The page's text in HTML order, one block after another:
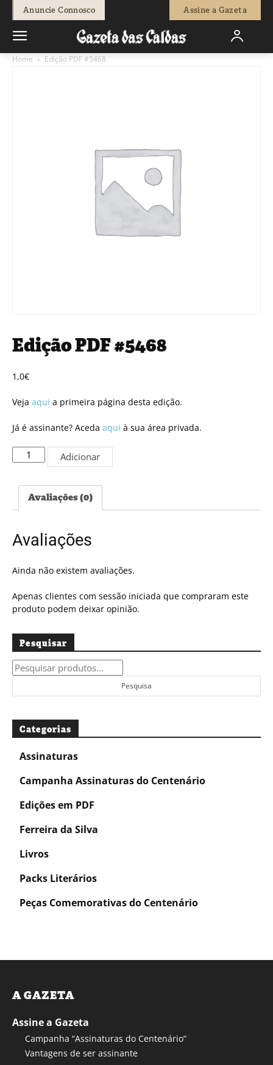
Anuncie Connosco Assine a Gazeta
Home Edição PDF #5468
Edição PDF #5468
1,0€
Veja aqui a primeira página desta edição.
Já é assinante? Aceda aqui à sua área privada.
Quantidade
de
PDF
#5468
Adicionar
Avaliações (0)
Avaliações
Ainda não existem avaliações.
Apenas clientes com sessão iniciada que compraram este
produto podem deixar opinião.
Pesquisar
Pesquisar
por:
Pesquisa
Categorias
Assinaturas
Campanha Assinaturas do Centenário
Edições em PDF
Ferreira da Silva
Livros
Packs Literários
Peças Comemorativas do Centenário
A GAZETA
Assine a Gazeta
Campanha “Assinaturas do Centenário”
Vantagens de ser assinante